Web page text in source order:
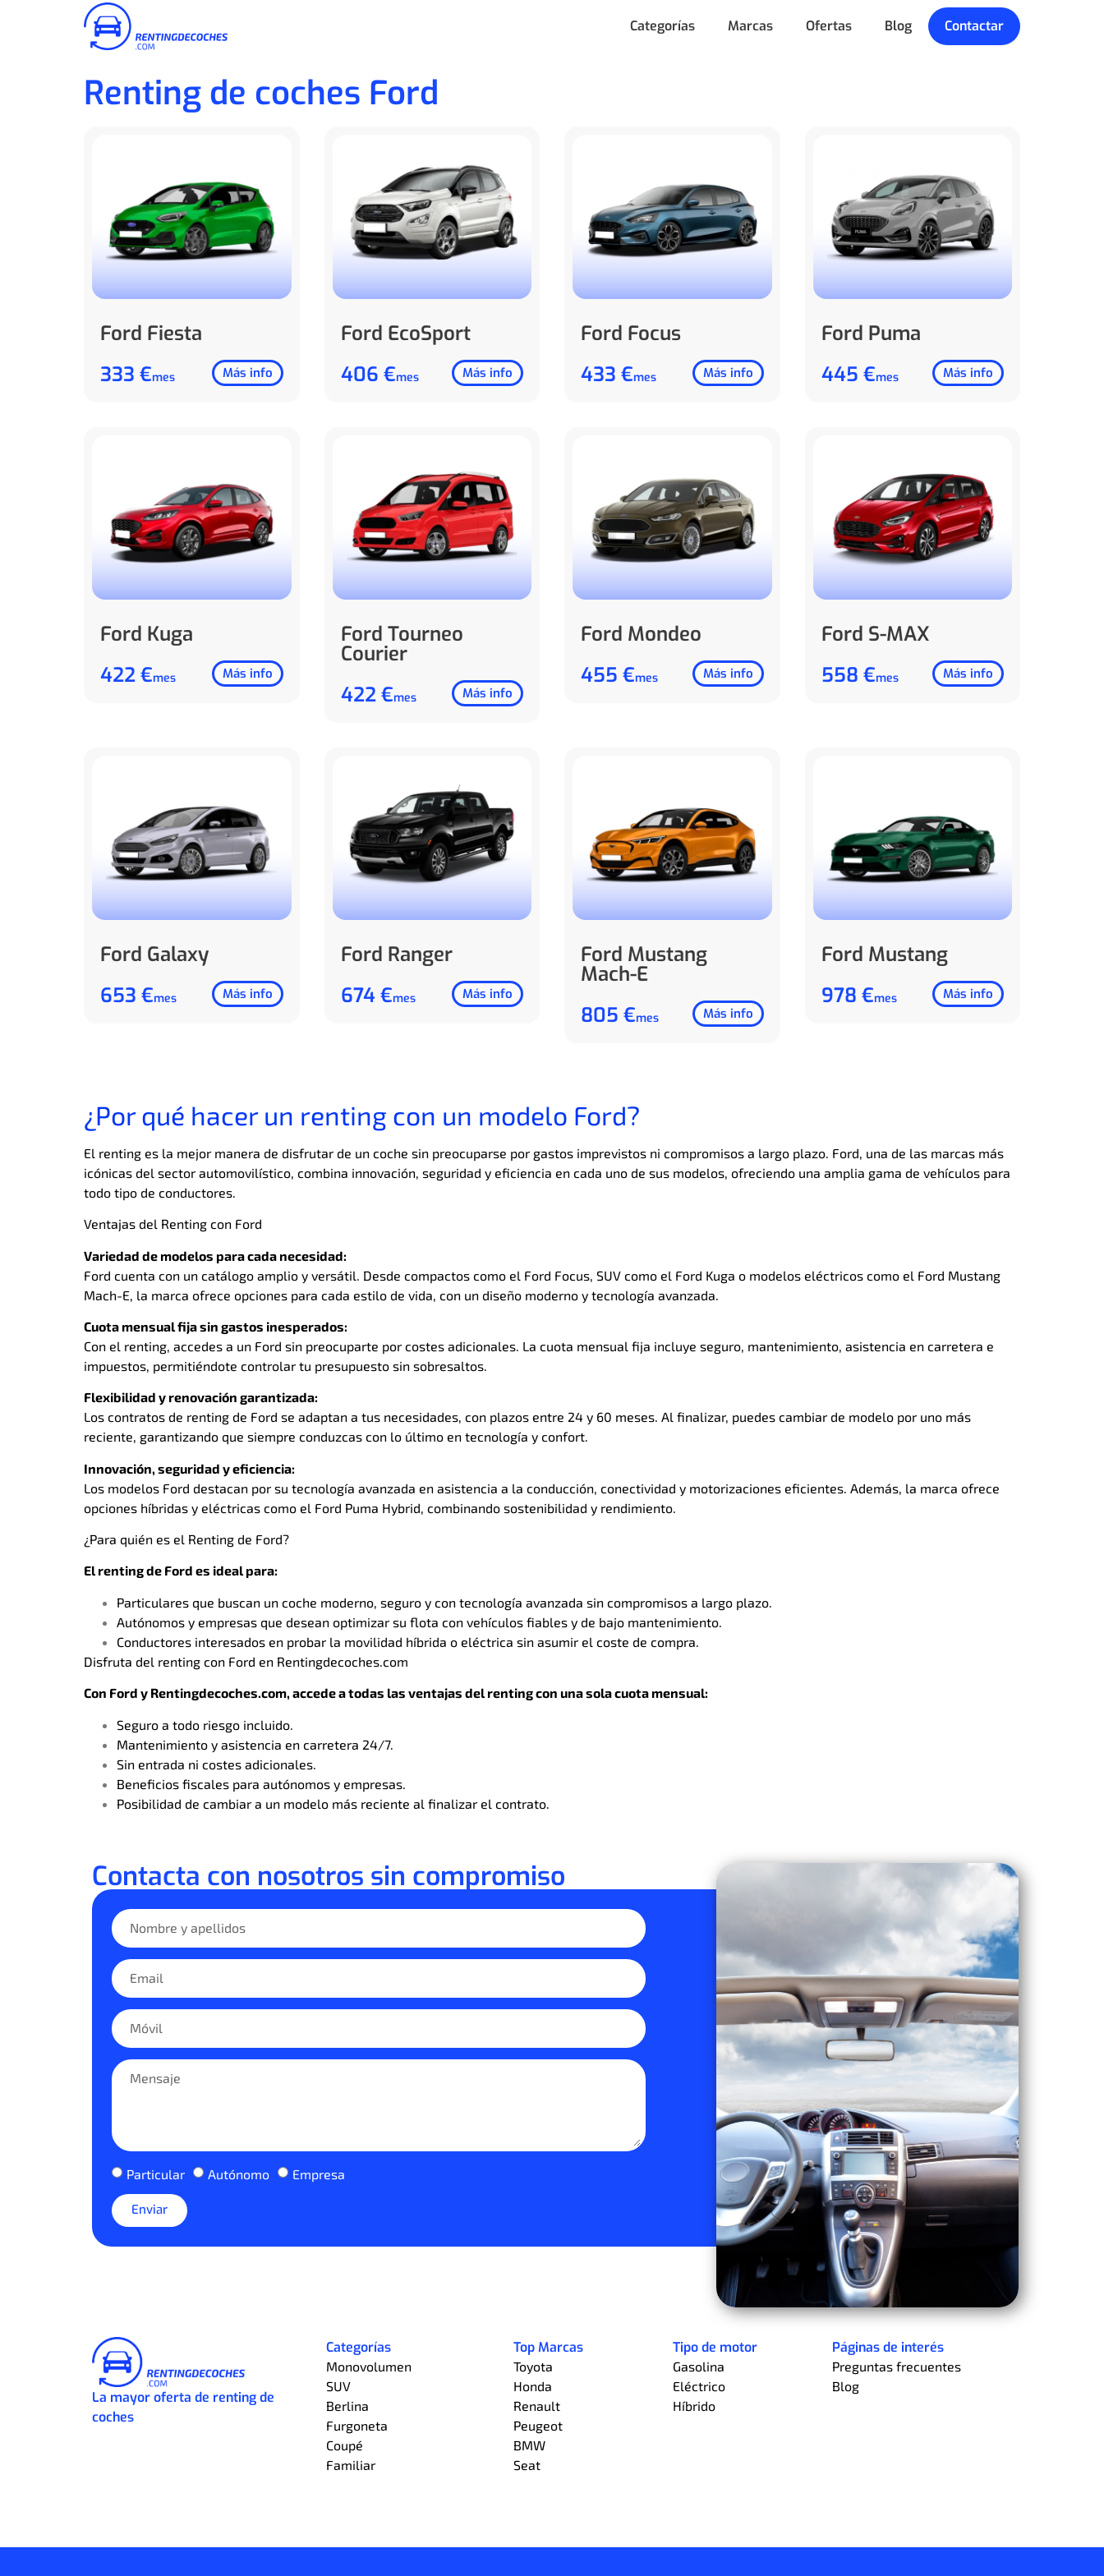
Categorías Marcas Ofertas Blog Contactar
Renting de coches Ford
Ford Fiesta
333 €mes Más info
Ford EcoSport
406 €mes Más info
Ford Focus
433 €mes Más info
Ford Puma
445 €mes Más info
Ford Kuga
422 €mes Más info
Ford Tourneo
Courier
422 €mes Más info
Ford Mondeo
455 €mes Más info
Ford S-MAX
558 €mes Más info
Ford Galaxy
653 €mes Más info
Ford Ranger
674 €mes Más info
Ford Mustang
Mach-E
805 €mes Más info
Ford Mustang
978 €mes Más info
¿Por qué hacer un renting con un modelo Ford?
El renting es la mejor manera de disfrutar de un coche sin preocuparse por gastos imprevistos ni compromisos a largo plazo. Ford, una de las marcas más
icónicas del sector automovilístico, combina innovación, seguridad y eficiencia en cada uno de sus modelos, ofreciendo una amplia gama de vehículos para
todo tipo de conductores.
Ventajas del Renting con Ford
Variedad de modelos para cada necesidad:
Ford cuenta con un catálogo amplio y versátil. Desde compactos como el Ford Focus, SUV como el Ford Kuga o modelos eléctricos como el Ford Mustang
Mach-E, la marca ofrece opciones para cada estilo de vida, con un diseño moderno y tecnología avanzada.
Cuota mensual fija sin gastos inesperados:
Con el renting, accedes a un Ford sin preocuparte por costes adicionales. La cuota mensual fija incluye seguro, mantenimiento, asistencia en carretera e
impuestos, permitiéndote controlar tu presupuesto sin sobresaltos.
Flexibilidad y renovación garantizada:
Los contratos de renting de Ford se adaptan a tus necesidades, con plazos entre 24 y 60 meses. Al finalizar, puedes cambiar de modelo por uno más
reciente, garantizando que siempre conduzcas con lo último en tecnología y confort.
Innovación, seguridad y eficiencia:
Los modelos Ford destacan por su tecnología avanzada en asistencia a la conducción, conectividad y motorizaciones eficientes. Además, la marca ofrece
opciones híbridas y eléctricas como el Ford Puma Hybrid, combinando sostenibilidad y rendimiento.
¿Para quién es el Renting de Ford?
El renting de Ford es ideal para:
Particulares que buscan un coche moderno, seguro y con tecnología avanzada sin compromisos a largo plazo.
Autónomos y empresas que desean optimizar su flota con vehículos fiables y de bajo mantenimiento.
Conductores interesados en probar la movilidad híbrida o eléctrica sin asumir el coste de compra.
Disfruta del renting con Ford en Rentingdecoches.com
Con Ford y Rentingdecoches.com, accede a todas las ventajas del renting con una sola cuota mensual:
Seguro a todo riesgo incluido.
Mantenimiento y asistencia en carretera 24/7.
Sin entrada ni costes adicionales.
Beneficios fiscales para autónomos y empresas.
Posibilidad de cambiar a un modelo más reciente al finalizar el contrato.
Contacta con nosotros sin compromiso
Particular Autónomo Empresa
Enviar
La mayor oferta de renting de
coches
Categorías
Monovolumen
SUV
Berlina
Furgoneta
Coupé
Familiar
Top Marcas
Toyota
Honda
Renault
Peugeot
BMW
Seat
Tipo de motor
Gasolina
Eléctrico
Híbrido
Páginas de interés
Preguntas frecuentes
Blog